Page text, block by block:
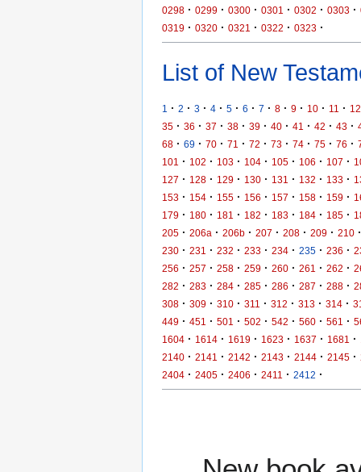
0298 · 0299 · 0300 · 0301 · 0302 · 0303 ·
0319 · 0320 · 0321 · 0322 · 0323 ·
List of New
1 · 2 · 3 · 4 · 5 · 6 · 7 · 8 · 9 · 10 · 11 · 12
35 · 36 · 37 · 38 · 39 · 40 · 41 · 42 · 43 ·
68 · 69 · 70 · 71 · 72 · 73 · 74 · 75 · 76 ·
101
· 102 · 103 · 104 · 105 · 106 · 107 ·
127 · 128 · 129 · 130 · 131 · 132 · 133 ·
153 · 154 · 155 · 156 · 157 · 158 · 159 ·
179 · 180 · 181 · 182 · 183 · 184 · 185 ·
205 · 206a · 206b · 207 · 208 · 209 · 210 ·
230 · 231 · 232 · 233 · 234 · 235 · 236 ·
256 · 257 · 258 · 259 · 260 · 261 · 262 ·
282 · 283 · 284 · 285 · 286 · 287 · 288 ·
308 · 309 · 310 · 311 · 312 · 313 · 314 ·
449 · 451 · 501 · 502 · 542 · 560 · 561 ·
1604 · 1614 · 1619 · 1623 · 1637 · 1681 ·
2140 · 2141 · 2142 · 2143 · 2144 · 2145 ·
2404 · 2405 · 2406 · 2411 · 2412 ·